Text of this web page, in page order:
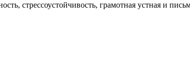
стрессоустойчивость, грамотная устная и